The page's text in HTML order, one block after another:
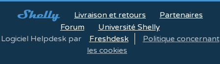
Livraison et retours
Partenaires
Forum
Université Shelly
Logiciel Helpdesk par
Freshdesk
Politique concernant
les cookies